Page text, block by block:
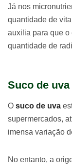
Já nos
quantidade de
auxilia para que o
quantidade de
Suco de uva
O suco de uva
supermercados,
imensa variação
No entanto, a